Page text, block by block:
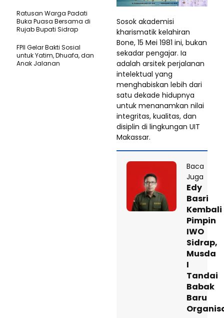
Sosok akademisi
kharismatik kelahiran
Bone, 15 Mei 1981 ini, bukan
sekadar pengajar. Ia
adalah arsitek perjalanan
intelektual yang
menghabiskan lebih dari
satu dekade hidupnya
untuk menanamkan nilai
integritas, kualitas, dan
disiplin di lingkungan UIT
Makassar.
Baca
Juga
Edy
Basri
Kembali
Pimpin
IWO
Sidrap,
Musda
I
Tandai
Babak
Baru
Ratusan Warga Padati
Buka Puasa Bersama di
Rujab Bupati Sidrap
FPII Gelar Bakti Sosial
untuk Yatim, Dhuafa, dan
Anak Jalanan